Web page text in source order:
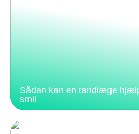
Sådan kan en tandlæge
smil